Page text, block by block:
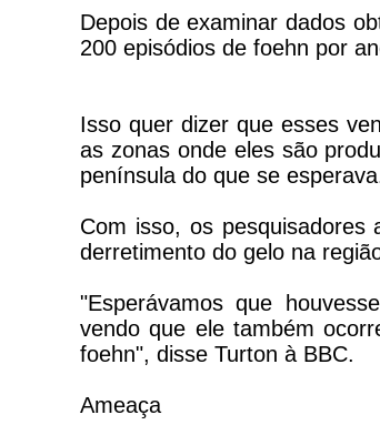
Depois de examinar dados
200 episódios de foehn por
Isso quer dizer que esses
as zonas onde eles são
península do que se
Com isso, os pesquisadores
derretimento do gelo na
"Esperávamos que
vendo que ele também
foehn", disse Turton à BBC.
Ameaça